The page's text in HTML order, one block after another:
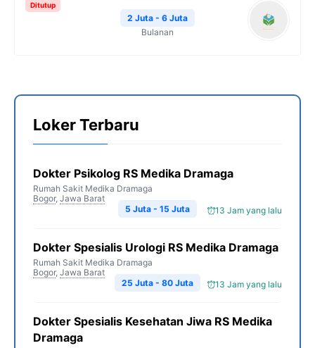
Ditutup
2 Juta - 6 Juta
Bulanan
Loker Terbaru
Dokter Psikolog RS Medika Dramaga
Rumah Sakit Medika Dramaga
Bogor, Jawa Barat
13 Jam yang lalu
5 Juta - 15 Juta
Dokter Spesialis Urologi RS Medika Dramaga
Rumah Sakit Medika Dramaga
Bogor, Jawa Barat
13 Jam yang lalu
25 Juta - 80 Juta
Dokter Spesialis Kesehatan Jiwa RS Medika
Dramaga